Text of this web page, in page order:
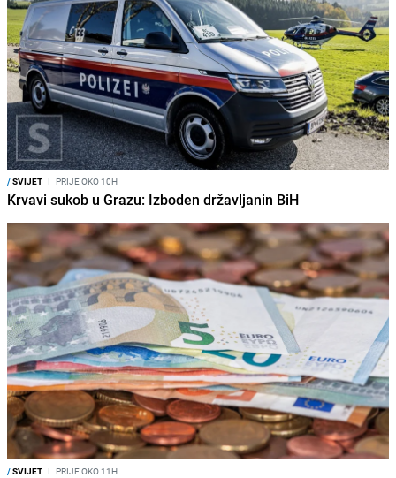
/SVIJET I PRIJE OKO 10H
Krvavi sukob u Grazu: Izboden državljanin BiH
/SVIJET I PRIJE OKO 11H